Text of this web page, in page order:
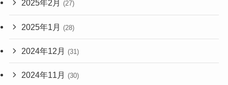
2025年2月 (27)
2025年1月 (28)
2024年12月 (31)
2024年11月 (30)